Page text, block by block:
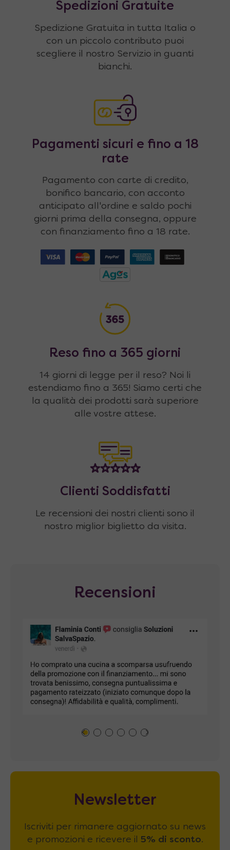
Spedizioni Gratuite
Spedizione Gratuita in tutta Italia o
con un piccolo contributo puoi
scegliere il nostro Servizio in guanti
bianchi.
Pagamenti sicuri e fino a 18
rate
Pagamento con carte di credito,
bonifico bancario, con acconto
anticipato all'ordine e saldo pochi
giorni prima della consegna, oppure
con finanziamento fino a 18 rate.
Reso fino a 365 giorni
14 giorni di legge per il reso? Noi li
estendiamo fino a 365! Siamo certi che
la qualità dei prodotti sarà superiore
alle vostre attese.
Clienti Soddisfatti
Le recensioni dei nostri clienti sono il
nostro miglior biglietto da visita.
Recensioni
Newsletter
Iscriviti per rimanere aggiornato su news
e promozioni e ricevere il 5% di sconto.